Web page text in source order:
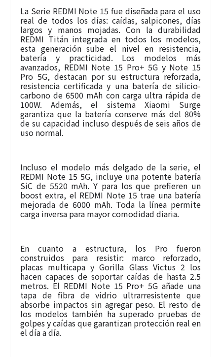
La Serie REDMI Note 15 fue diseñada para el uso
real de todos los días: caídas, salpicones, días
largos y manos mojadas. Con la durabilidad
REDMI Titán integrada en todos los modelos,
esta generación sube el nivel en resistencia,
batería y practicidad. Los modelos más
avanzados, REDMI Note 15 Pro+ 5G y Note 15
Pro 5G, destacan por su estructura reforzada,
resistencia certificada y una batería de silicio-
carbono de 6500 mAh con carga ultra rápida de
100W. Además, el sistema Xiaomi Surge
garantiza que la batería conserve más del 80%
de su capacidad incluso después de seis años de
uso normal.
Incluso el modelo más delgado de la serie, el
REDMI Note 15 5G, incluye una potente batería
SiC de 5520 mAh. Y para los que prefieren un
boost extra, el REDMI Note 15 trae una batería
mejorada de 6000 mAh. Toda la línea permite
carga inversa para mayor comodidad diaria.
En cuanto a estructura, los Pro fueron
construidos para resistir: marco reforzado,
placas multicapa y Gorilla Glass Victus 2 los
hacen capaces de soportar caídas de hasta 2.5
metros. El REDMI Note 15 Pro+ 5G añade una
tapa de fibra de vidrio ultrarresistente que
absorbe impactos sin agregar peso. El resto de
los modelos también ha superado pruebas de
golpes y caídas que garantizan protección real en
el día a día.